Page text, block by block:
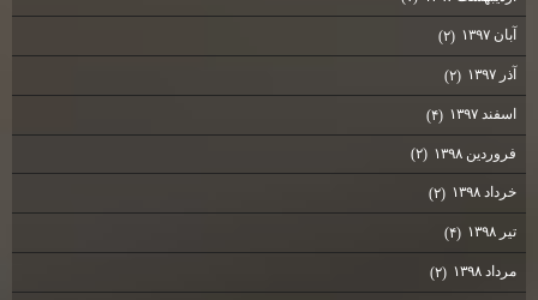
آبان ۱۳۹۷ (۲)
آذر ۱۳۹۷ (۲)
اسفند ۱۳۹۷ (۴)
فروردین ۱۳۹۸ (۲)
خرداد ۱۳۹۸ (۲)
تیر ۱۳۹۸ (۴)
مرداد ۱۳۹۸ (۲)